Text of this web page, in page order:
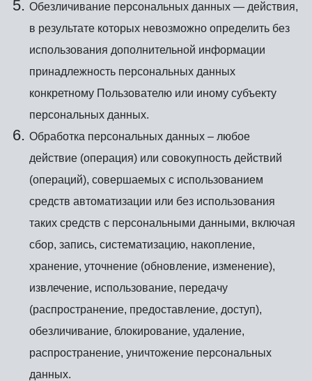
Обезличивание персональных данных — действия,
в результате которых невозможно определить без
использования дополнительной информации
принадлежность персональных данных
конкретному Пользователю или иному субъекту
персональных данных.
Обработка персональных данных – любое
действие (операция) или совокупность действий
(операций), совершаемых с использованием
средств автоматизации или без использования
таких средств с персональными данными, включая
сбор, запись, систематизацию, накопление,
хранение, уточнение (обновление, изменение),
извлечение, использование, передачу
(распространение, предоставление, доступ),
обезличивание, блокирование, удаление,
распространение, уничтожение персональных
данных.